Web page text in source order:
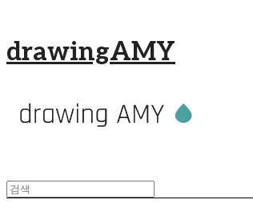
drawingAMY